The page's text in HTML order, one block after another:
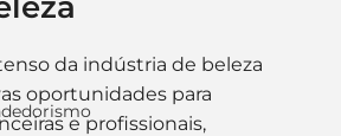
de 5 estrelas.
da indústria de beleza
oportunidades para
e profissionais,